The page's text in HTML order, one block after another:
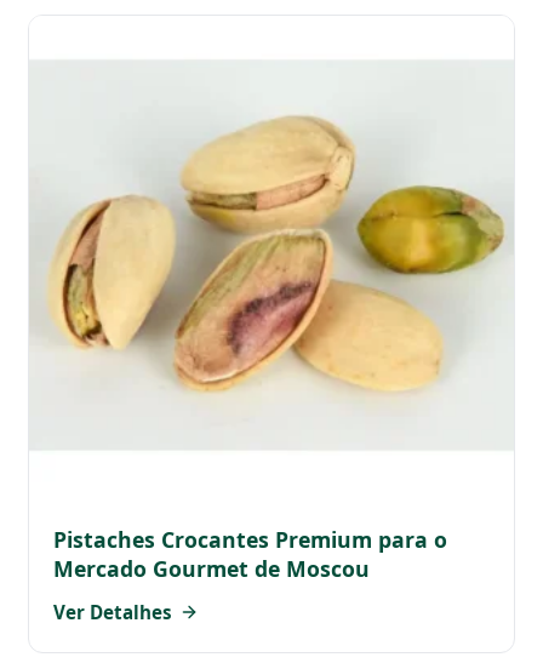
Pistaches Crocantes Premium para o
Mercado Gourmet de Moscou
Ver Detalhes